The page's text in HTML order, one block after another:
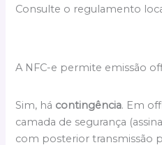
Consulte o regulamento
A NFC-e permite emissão
Sim, há contingência. Em
camada de segurança
com posterior transmissão